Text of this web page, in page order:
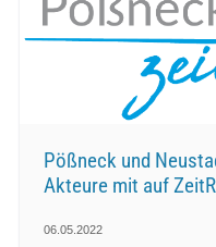
Pößneck und
Akteure mit auf
06.05.2022